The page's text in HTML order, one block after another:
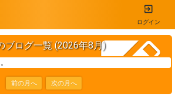
ログイン
ブログ一覧 (2026年8月)
前の月へ 次の月へ